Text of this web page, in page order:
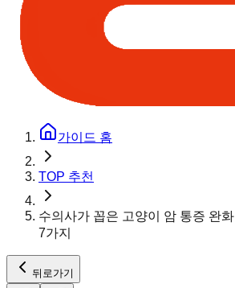
가이드 홈
TOP 추천
수의사가 꼽은 고양이 암 통증 완
7가지
뒤로가기